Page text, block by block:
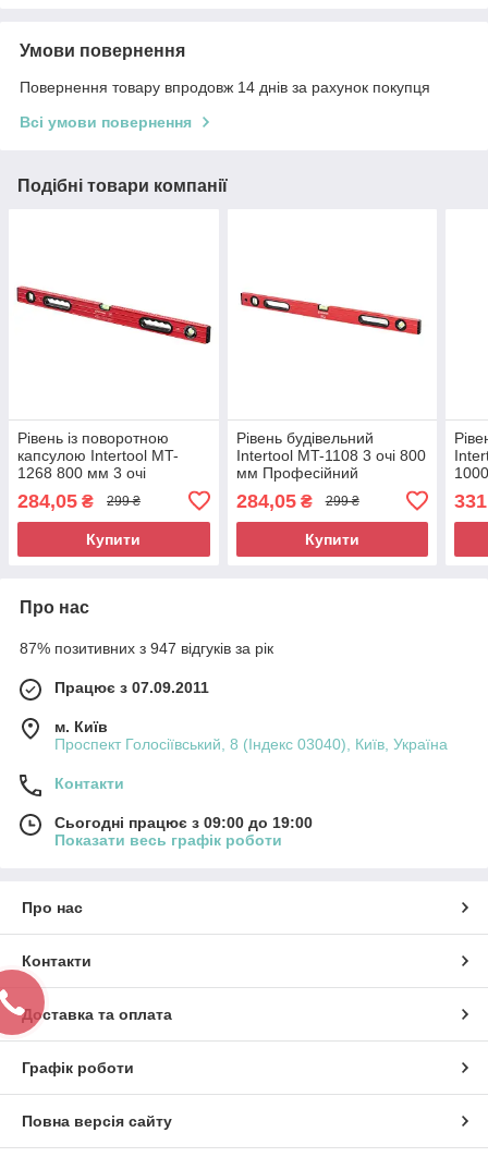
Умови повернення
Повернення товару впродовж 14 днів за рахунок покупця
Всі умови повернення
Подібні товари компанії
Рівень із поворотною
капсулою Intertool MT-
1268 800 мм 3 очі
поворотний Спиртовий
рівень з поворотною
284,05 ₴ 299 ₴
Купити
Рівень будівельний
Intertool MT-1108 3 очі 800
мм Професійний
Будівельний інструмент
рівень
284,05₴ 299 ₴
Купити
Про нас
87% позитивних з 947 відгуків за рік
Працює з 07.09.2011
м. Київ
Проспект Голосіївський, 8 (Індекс 03040), Київ, Україна
Контакти
Сьогодні працює з 09:00 до 19:00
Показати весь графік роботи
Про нас
Контакти
Доставка та оплата
Графік роботи
Повна версія сайту